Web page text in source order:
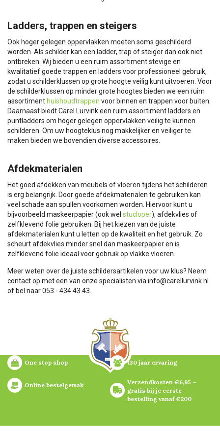
Ladders, trappen en steigers
Ook hoger gelegen oppervlakken moeten soms geschilderd
worden. Als schilder kan een ladder, trap of steiger dan ook niet
ontbreken. Wij bieden u een ruim assortiment stevige en
kwalitatief goede trappen en ladders voor professioneel gebruik,
zodat u schilderklussen op grote hoogte veilig kunt uitvoeren. Voor
de schilderklussen op minder grote hoogtes bieden we een ruim
assortimenthuishoudtrappen voor binnen en trappen voor buiten.
Daarnaast biedt Carel Lurvink een ruim assortiment ladders en
puntladders om hoger gelegen oppervlakken veilig te kunnen
schilderen. Om uw hoogteklus nog makkelijker en veiliger te
maken bieden we bovendien diverse accessoires.
Afdekmaterialen
Het goed afdekken van meubels of vloeren tijdens het schilderen
is erg belangrijk. Door goede afdekmaterialen te gebruiken kan
veel schade aan spullen voorkomen worden. Hiervoor kunt u
bijvoorbeeld maskeerpapier (ook wel stucloper), afdekvlies of
zelfklevend folie gebruiken. Bij het kiezen van de juiste
afdekmaterialen kunt u letten op de kwaliteit en het gebruik. Zo
scheurt afdekvlies minder snel dan maskeerpapier en is
zelfklevend folie ideaal voor gebruik op vlakke vloeren.
Meer weten over de juiste schildersartikelen voor uw klus? Neem
contact op met een van onze specialisten via info@carellurvink.nl
of bel naar 053 - 434 43 43.
One stop shop 130 jaar ervaring
Online bestelgemak
Verzendkosten €6,95 –
gratis bij je eerste
bestelling vanaf €200